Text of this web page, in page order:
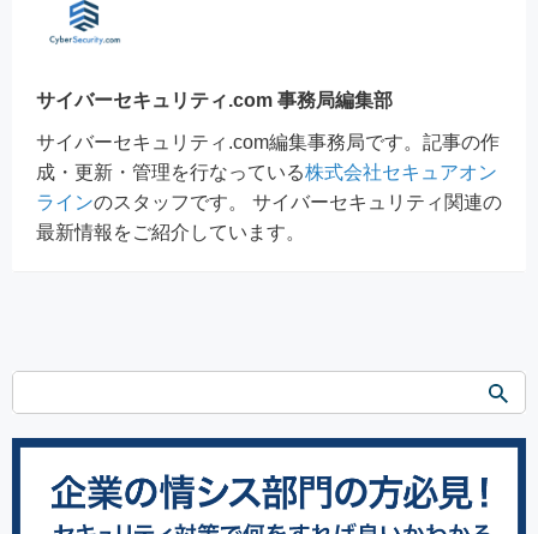
サイバーセキュリティ.com 事務局編集部
サイバーセキュリティ.com編集事務局です。記事の作
成・更新・管理を行なっている株式会社セキュアオン
ラインのスタッフです。 サイバーセキュリティ関連の
最新情報をご紹介しています。